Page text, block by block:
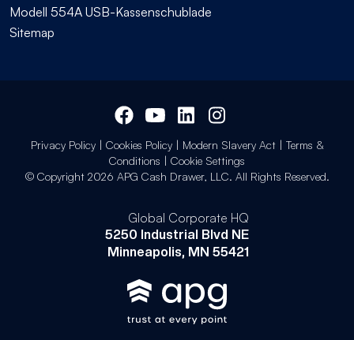
Modell 554A USB-Kassenschublade
Sitemap
Privacy Policy| Cookies Policy| Modern Slavery Act| Terms &
Conditions | Cookie Settings
© Copyright 2026 APG Cash Drawer, LLC. All Rights Reserved.
Global Corporate HQ
5250 Industrial Blvd NE
Minneapolis, MN 55421